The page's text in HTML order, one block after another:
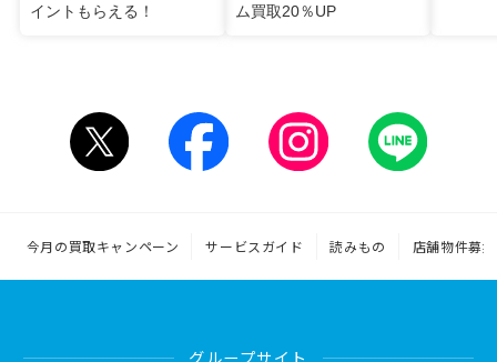
イントもらえる！
ム買取20％UP
今月の買取キャンペーン サービスガイド 読みもの 店舗物件募集
グループサイト